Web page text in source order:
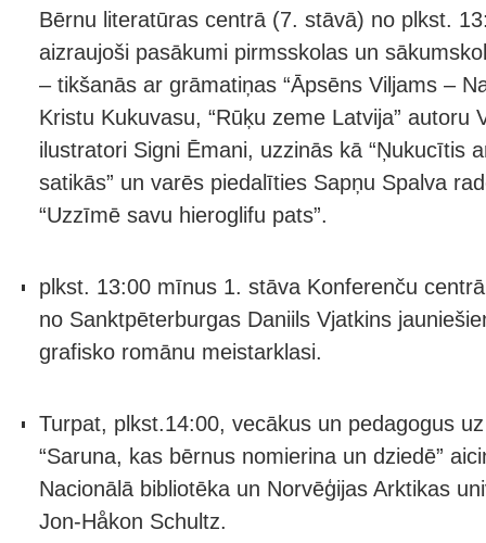
Bērnu literatūras centrā (7. stāvā) no plkst.
aizraujoši pasākumi pirmsskolas un
– tikšanās ar grāmatiņas “Āpsēns Viljams –
Kristu Kukuvasu, “Rūķu zeme Latvija” autoru
ilustratori Signi Ēmani, uzzinās kā “Ņukucītis
satikās” un varēs piedalīties Sapņu Spalva
“Uzzīmē savu hieroglifu pats”.
plkst. 13:00 mīnus 1. stāva Konferenču
no Sanktpēterburgas Daniils Vjatkins
grafisko romānu meistarklasi.
Turpat, plkst.14:00, vecākus un pedagogus
“Saruna, kas bērnus nomierina un dziedē”
Nacionālā bibliotēka un Norvēģijas Arktikas
Jon-Håkon Schultz.